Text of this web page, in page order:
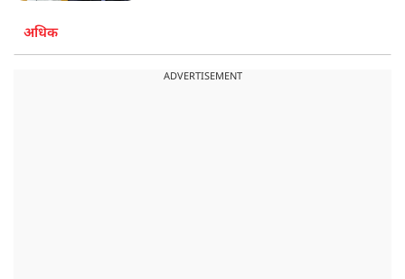
अधिक
ADVERTISEMENT